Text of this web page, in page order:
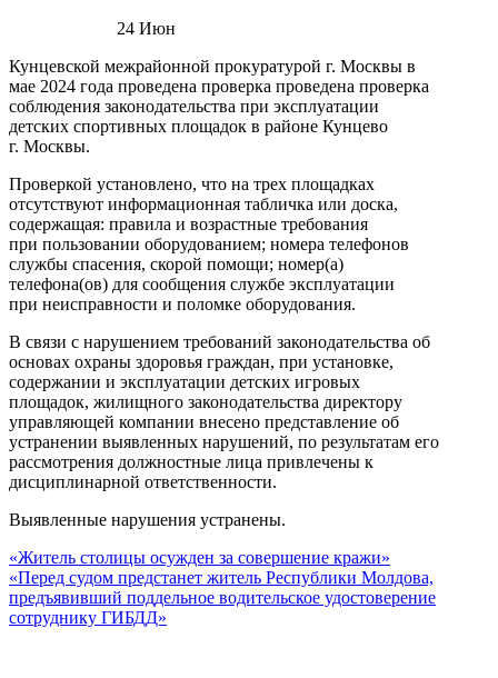
24Июн
Кунцевской межрайонной прокуратурой г. Москвы в
мае 2024 года проведена проверка проведена проверка
соблюдения законодательства при эксплуатации
детских спортивных площадок в районе Кунцево
г. Москвы.
Проверкой установлено, что на трех площадках
отсутствуют информационная табличка или доска,
содержащая: правила и возрастные требования
при пользовании оборудованием; номера телефонов
службы спасения, скорой помощи; номер(а)
телефона(ов) для сообщения службе эксплуатации
при неисправности и поломке оборудования.
В связи с нарушением требований законодательства об
основах охраны здоровья граждан, при установке,
содержании и эксплуатации детских игровых
площадок, жилищного законодательства директору
управляющей компании внесено представление об
устранении выявленных нарушений, по результатам его
рассмотрения должностные лица привлечены к
дисциплинарной ответственности.
Выявленные нарушения устранены.
«Житель столицы осужден за совершение кражи»
«Перед судом предстанет житель Республики Молдова,
предъявивший поддельное водительское удостоверение
сотруднику ГИБДД»